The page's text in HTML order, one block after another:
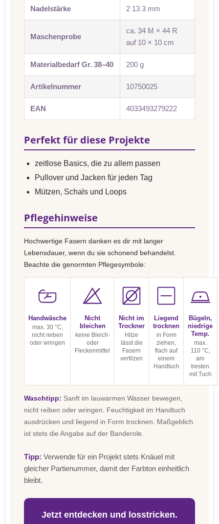
Nadelstärke 2 13 3 mm
Maschenprobe
ca. 34 M × 44 R
auf 10 × 10 cm
Materialbedarf Gr. 38–40 200 g
Artikelnummer 10750025
EAN 4033493279222
Perfekt für diese Projekte
zeitlose Basics, die zu allem passen
Pullover und Jacken für jeden Tag
Mützen, Schals und Loops
Pflegehinweise
Hochwertige Fasern danken es dir mit langer
Lebensdauer, wenn du sie schonend behandelst.
Beachte die genormten Pflegesymbole:
Handwäsche
max. 30 °C,
nicht reiben
oder wringen
Nicht
bleichen
keine Bleich-
oder
Fleckenmittel
Nicht im
Trockner
Hitze
lässt die
Fasern
verfilzen
Liegend
trocknen
in Form
ziehen,
flach auf
einem
Handtuch
Bügeln,
niedrige
Temp.
max.
110 °C,
am
besten
mit Tuch
Waschtipp: Sanft im lauwarmen Wasser bewegen,
nicht reiben oder wringen. Feuchtigkeit im Handtuch
ausdrücken und liegend in Form trocknen. Maßgeblich
ist stets die Angabe auf der Banderole.
Tipp: Verwende für ein Projekt stets Knäuel mit
gleicher Partienummer, damit der Farbton einheitlich
bleibt.
Jetzt entdecken und losstricken.